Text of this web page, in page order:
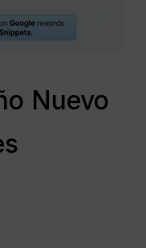
Nuevo